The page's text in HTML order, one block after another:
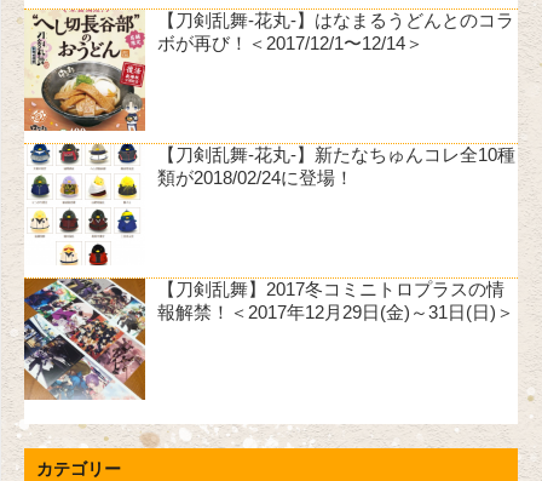
【刀剣乱舞-花丸-】はなまるうどんとのコラ
ボが再び！＜2017/12/1〜12/14＞
【刀剣乱舞-花丸-】新たなちゅんコレ全10種
類が2018/02/24に登場！
【刀剣乱舞】2017冬コミニトロプラスの情
報解禁！＜2017年12月29日(金)～31日(日)＞
カテゴリー